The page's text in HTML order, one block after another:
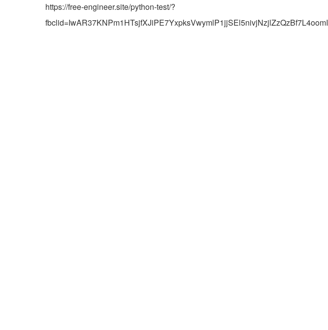
https://free-engineer.site/python-test/?
fbclid=IwAR37KNPm1HTsjfXJiPE7YxpksVwymlP1jjSEl5nivjNzjlZzQzBf7L4oomI